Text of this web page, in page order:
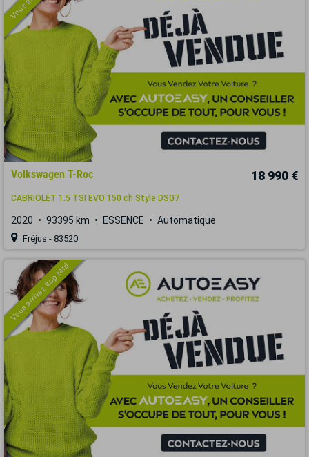
Volkswagen T-Roc 18 990 €
CABRIOLET 1.5 TSI EVO 150 ch Style DSG7
2020 93395 km ESSENCE Automatique
Fréjus - 83520
Vous arrivez trop tard